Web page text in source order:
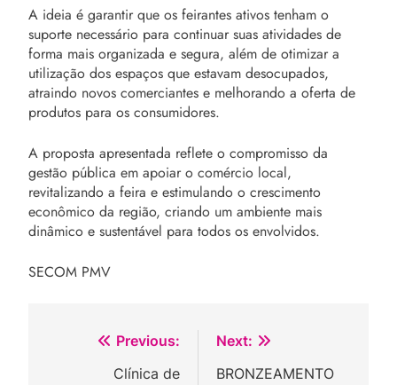
A ideia é garantir que os feirantes ativos tenham o
suporte necessário para continuar suas atividades de
forma mais organizada e segura, além de otimizar a
utilização dos espaços que estavam desocupados,
atraindo novos comerciantes e melhorando a oferta de
produtos para os consumidores.
A proposta apresentada reflete o compromisso da
gestão pública em apoiar o comércio local,
revitalizando a feira e estimulando o crescimento
econômico da região, criando um ambiente mais
dinâmico e sustentável para todos os envolvidos.
SECOM PMV
Navegação
Previous:
Clínica de
Next:
BRONZEAMENTO